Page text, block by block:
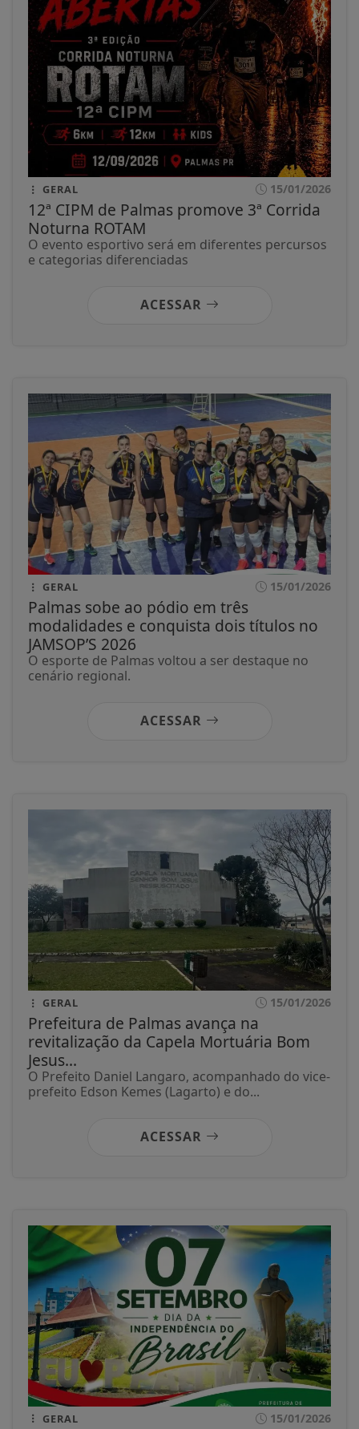
GERAL 15/01/2026
12ª CIPM de Palmas promove 3ª Corrida
Noturna ROTAM
O evento esportivo será em diferentes percursos
e categorias diferenciadas
ACESSAR
GERAL 15/01/2026
Palmas sobe ao pódio em três
modalidades e conquista dois títulos no
JAMSOP’S 2026
O esporte de Palmas voltou a ser destaque no
cenário regional.
ACESSAR
GERAL 15/01/2026
Prefeitura de Palmas avança na
revitalização da Capela Mortuária Bom
Jesus...
O Prefeito Daniel Langaro, acompanhado do vice-
prefeito Edson Kemes (Lagarto) e do...
ACESSAR
GERAL 15/01/2026